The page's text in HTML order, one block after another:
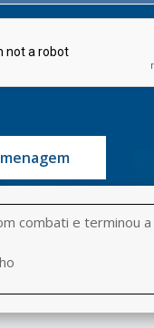
combati e terminou a